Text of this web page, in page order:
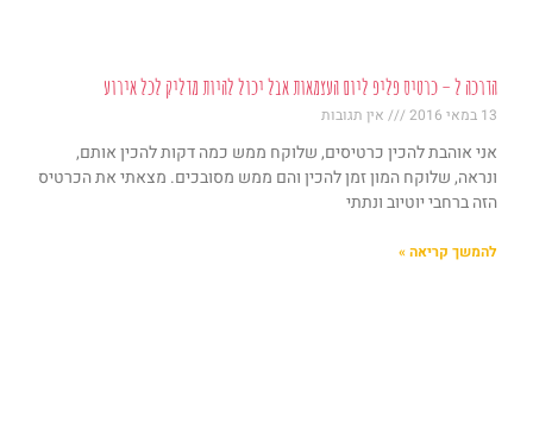
הדרכה ל – כרטיס פליפ ליום העצמאות אבל יכול להיות מדליק לכל אירוע
13 במאי 2016 אין תגובות
אני אוהבת להכין כרטיסים, שלוקח ממש כמה דקות להכין אותם,
ונראה, שלוקח המון זמן להכין והם ממש מסובכים. מצאתי את הכרטיס
הזה ברחבי יוטיוב ונתתי
להמשך קריאה »